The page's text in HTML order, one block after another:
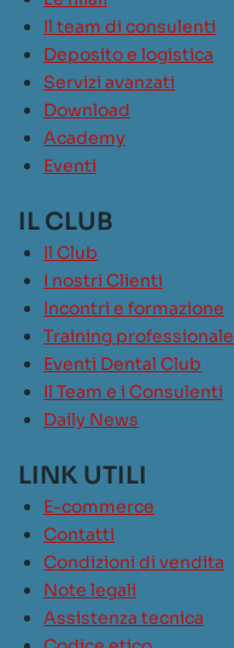
Il team di consulenti
Deposito e logistica
Servizi avanzati
Download
Academy
Eventi
IL CLUB
Il Club
I nostri Clienti
Incontri e formazione
Training professionale
Eventi Dental Club
Il Team e i Consulenti
Daily News
LINK UTILI
E-commerce
Contatti
Condizioni di vendita
Note legali
Assistenza tecnica